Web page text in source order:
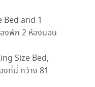
Bed and 1
งพัก 2 ห้องนอน
Size Bed,
ที่นี่ กว้าง 81